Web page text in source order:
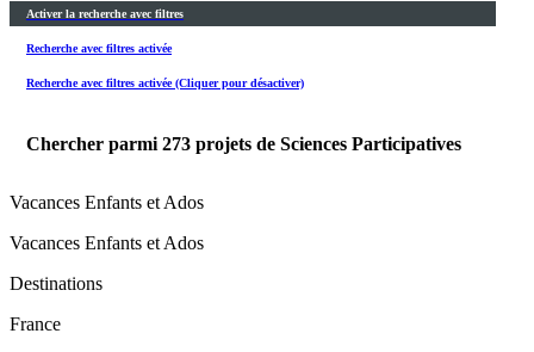
Activer la recherche avec filtres
Recherche avec filtres activée
Recherche avec filtres activée (Cliquer pour désactiver)
Chercher parmi 273 projets de Sciences Participatives
Vacances Enfants et Ados
Vacances Enfants et Ados
Destinations
France